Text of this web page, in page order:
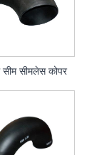
सीमलेस कोपर